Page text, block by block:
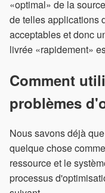
«optimal» de la
de telles applications
acceptables et donc
livrée «rapidement»
Comment
problèmes
Nous savons déjà
quelque chose
ressource et le
processus